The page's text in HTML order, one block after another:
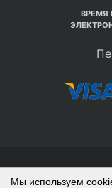
ВРЕМЯ
© Интернет-
Мы используем